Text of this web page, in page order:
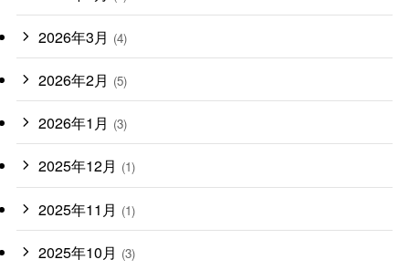
2026年3月 (4)
2026年2月 (5)
2026年1月 (3)
2025年12月 (1)
2025年11月 (1)
2025年10月 (3)